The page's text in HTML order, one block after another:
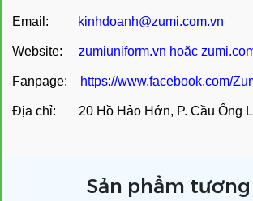
Email: kinhdoanh@zumi.com.vn
Website: zumiuniform.vn hoặc
Fanpage: https://www.facebook.com/
Địa chỉ: 20 Hồ Hảo Hớn, P. Cầu Ông
Sản phẩm